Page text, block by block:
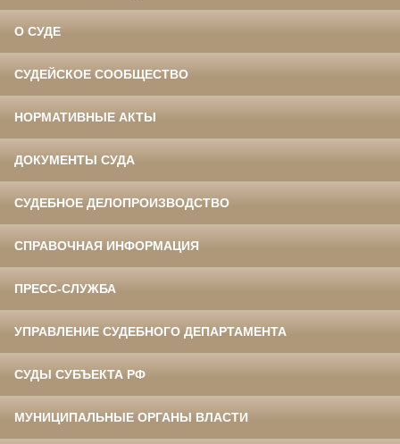
О СУДЕ
СУДЕЙСКОЕ СООБЩЕСТВО
НОРМАТИВНЫЕ АКТЫ
ДОКУМЕНТЫ СУДА
СУДЕБНОЕ ДЕЛОПРОИЗВОДСТВО
СПРАВОЧНАЯ ИНФОРМАЦИЯ
ПРЕСС-СЛУЖБА
УПРАВЛЕНИЕ СУДЕБНОГО ДЕПАРТАМЕНТА
СУДЫ СУБЪЕКТА РФ
МУНИЦИПАЛЬНЫЕ ОРГАНЫ ВЛАСТИ